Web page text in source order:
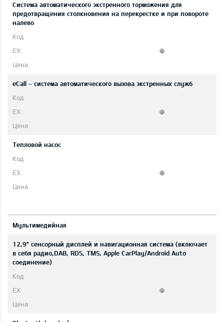
Система автоматического экстренного торможения для
предотвращения столкновения на перекрестке и при повороте
налево
eCall - система автоматического вызова экстренных служб
Тепловой насос
Мультимедийная
12,9" сенсорный дисплей и навигационная система (включает
в себя радио,DAB, RDS, TMS, Apple CarPlay/Android Auto
соединение)